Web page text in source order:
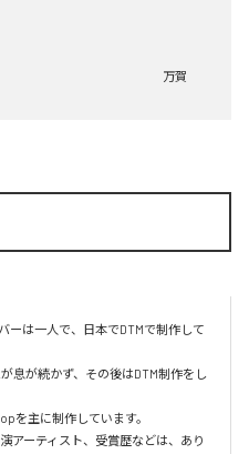
万賀
ーは一人で、日本でDTMで制作して
息が続かず、その後はDTM制作をし
を主に制作しています。
アーティスト、受賞歴などは、あり